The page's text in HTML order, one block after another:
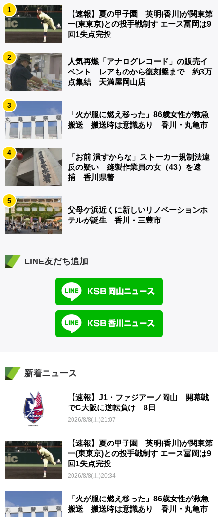
1
【速報】夏の甲子園 英明(香川)が関東第
一(東東京)との投手戦制す エース冨岡は9
回1失点完投
2
人気再燃「アナログレコード」の販売イ
ベント レアものから復刻盤まで…約3万
点集結 天満屋岡山店
3
「火が服に燃え移った」86歳女性が救急
搬送 搬送時は意識あり 香川・丸亀市
4
「お前 潰すからな」ストーカー規制法違
反の疑い 縫製作業員の女（43）を逮
捕 香川県警
5
父母ケ浜近くに新しいリノベーションホ
テルが誕生 香川・三豊市
LINE友だち追加
新着ニュース
【速報】J1・ファジアーノ岡山 開幕戦
でC大阪に逆転負け 8日
2026/8/8(土)21:07
【速報】夏の甲子園 英明(香川)が関東第
一(東東京)との投手戦制す エース冨岡は9
回1失点完投
2026/8/8(土)20:34
「火が服に燃え移った」86歳女性が救急
搬送 搬送時は意識あり 香川・丸亀市